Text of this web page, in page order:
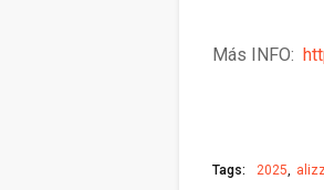
Más INFO:
Tags: 2025